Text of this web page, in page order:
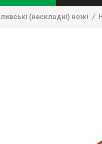
(нескладні) ножі